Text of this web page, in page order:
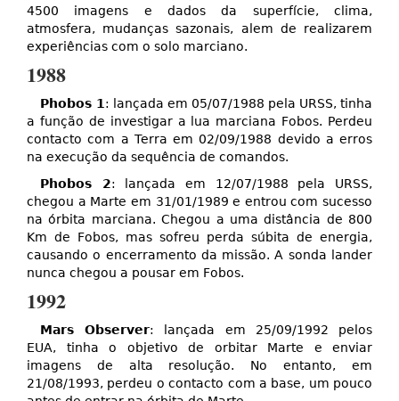
4500 imagens e dados da superfície, clima,
atmosfera, mudanças sazonais, alem de realizarem
experiências com o solo marciano.
1988
Phobos 1: lançada em 05/07/1988 pela URSS, tinha
a função de investigar a lua marciana Fobos. Perdeu
contacto com a Terra em 02/09/1988 devido a erros
na execução da sequência de comandos.
Phobos 2: lançada em 12/07/1988 pela URSS,
chegou a Marte em 31/01/1989 e entrou com sucesso
na órbita marciana. Chegou a uma distância de 800
Km de Fobos, mas sofreu perda súbita de energia,
causando o encerramento da missão. A sonda lander
nunca chegou a pousar em Fobos.
1992
Mars Observer: lançada em 25/09/1992 pelos
EUA, tinha o objetivo de orbitar Marte e enviar
imagens de alta resolução. No entanto, em
21/08/1993, perdeu o contacto com a base, um pouco